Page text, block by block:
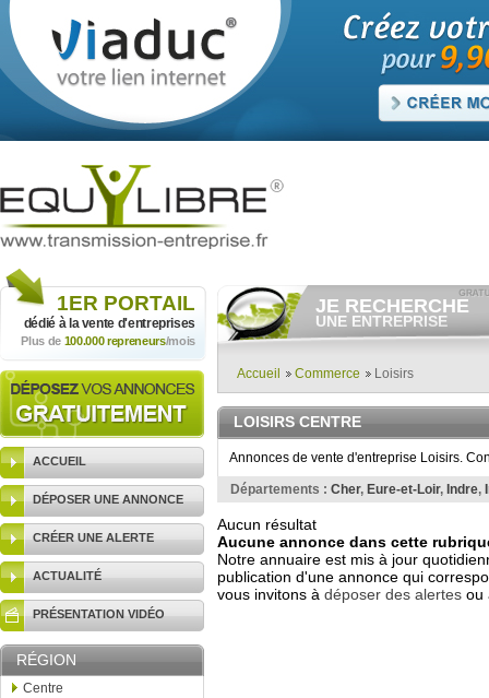
1ER PORTAIL
dédié à la vente d'entreprises
Plus de 100.000 repreneurs/mois
ACCUEIL
DÉPOSER UNE ANNONCE
CRÉER UNE ALERTE
ACTUALITÉ
PRÉSENTATION VIDÉO
RÉGION
Centre
JE RECHERCHE
UNE ENTREPRISE
Consulter gratuitementles
vendre.
Et/ou déposergratuitement
votre recherche d'entreprise.
RECHERCHER UNE
ANNONCE
Accueil Commerce Loisirs
LOISIRS CENTRE
Annonces de vente d'entreprise Loisirs.
Départements : Cher, Eure-et-Loir, Indre,
Aucun résultat
Aucune annonce dans cette
Notre annuaire est mis à jour
publication d'une annonce qui
vous invitons à déposer des alertes ou